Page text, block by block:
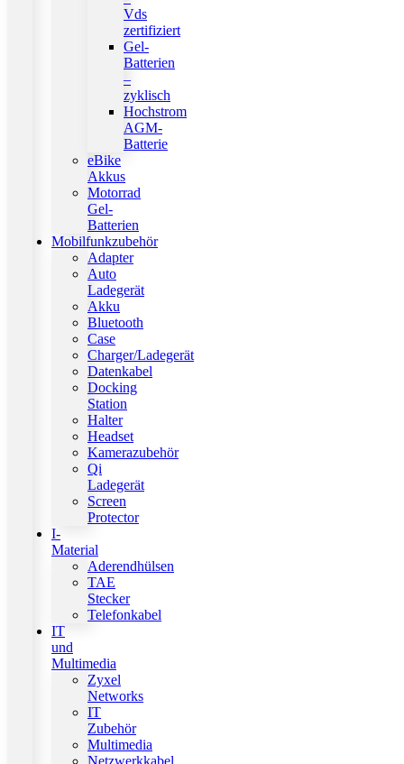
Vds
zertifiziert
Gel-
Batterien
–
zyklisch
Hochstrom
AGM-
Batterie
eBike
Akkus
Motorrad
Gel-
Batterien
Mobilfunkzubehör
Adapter
Auto
Ladegerät
Akku
Bluetooth
Case
Charger/Ladegerät
Datenkabel
Docking
Station
Halter
Headset
Kamerazubehör
Qi
Ladegerät
Screen
Protector
I-
Material
Aderendhülsen
TAE
Stecker
Telefonkabel
IT
und
Multimedia
Zyxel
Networks
IT
Zubehör
Multimedia
Netzwerkkabel